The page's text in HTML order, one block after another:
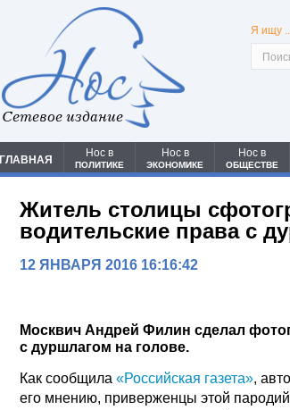
Сетевое издание
Я ищу
ГЛАВНАЯ
Нос в
ПОЛИТИКЕ
Нос в
ЭКОНОМИКЕ
Нос в
ОБЩЕСТВЕ
Житель столицы
водительские права с
12 ЯНВАРЯ 2016 16:16:42
Москвич Андрей Филин сделал
с дуршлагом на голове.
Как сообщила«Российская газета»,
его мнению, приверженцы этой